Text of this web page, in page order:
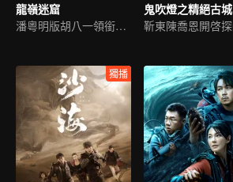
龍嶺迷窟
潘粵明版胡八一領銜新冒險
鬼吹燈之精絕古城
獨播